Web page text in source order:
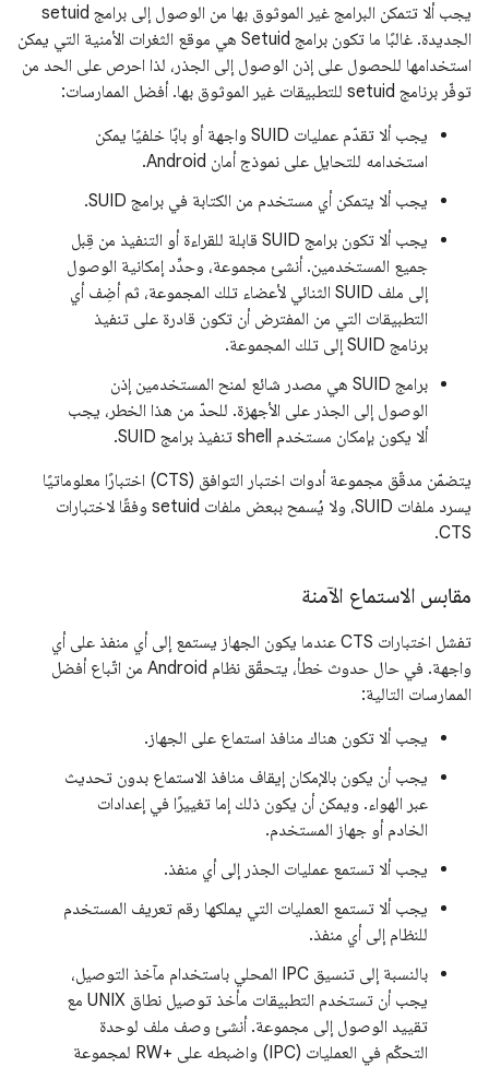
يجب ألا تتمكن البرامج غير الموثوق بها من الوصول إلى برامج setuid
الجديدة. غالبًا ما تكون برامج Setuid هي موقع الثغرات الأمنية التي يمكن
استخدامها للحصول على إذن الوصول إلى الجذر، لذا احرص على الحد من
توفّر برنامج setuid للتطبيقات غير الموثوق بها. أفضل الممارسات:
يجب ألا تقدّم عمليات SUID واجهة أو بابًا خلفيًا يمكن
استخدامه للتحايل على نموذج أمان Android.
يجب ألا يتمكن أي مستخدم من الكتابة في برامج SUID.
يجب ألا تكون برامج SUID قابلة للقراءة أو التنفيذ من قِبل
جميع المستخدمين. أنشئ مجموعة، وحدِّد إمكانية الوصول
إلى ملف SUID الثنائي لأعضاء تلك المجموعة، ثم أضِف أي
التطبيقات التي من المفترض أن تكون قادرة على تنفيذ
برنامج SUID إلى تلك المجموعة.
برامج SUID هي مصدر شائع لمنح المستخدمين إذن
الوصول إلى الجذر على الأجهزة. للحدّ من هذا الخطر، يجب
ألا يكون بإمكان مستخدم shell تنفيذ برامج SUID.
يتضمّن مدقّق مجموعة أدوات اختبار التوافق (CTS) اختبارًا معلوماتيًا
يسرد ملفات SUID، ولا يُسمح ببعض ملفات setuid وفقًا لاختبارات
CTS.
مقابس الاستماع الآمنة
تفشل اختبارات CTS عندما يكون الجهاز يستمع إلى أي منفذ على أي
واجهة. في حال حدوث خطأ، يتحقّق نظام Android من اتّباع أفضل
الممارسات التالية:
يجب ألا تكون هناك منافذ استماع على الجهاز.
يجب أن يكون بالإمكان إيقاف منافذ الاستماع بدون تحديث
عبر الهواء. ويمكن أن يكون ذلك إما تغييرًا في إعدادات
الخادم أو جهاز المستخدم.
يجب ألا تستمع عمليات الجذر إلى أي منفذ.
يجب ألا تستمع العمليات التي يملكها رقم تعريف المستخدم
للنظام إلى أي منفذ.
بالنسبة إلى تنسيق IPC المحلي باستخدام مآخذ التوصيل،
يجب أن تستخدم التطبيقات مأخذ توصيل نطاق UNIX مع
تقييد الوصول إلى مجموعة. أنشئ وصف ملف لوحدة
التحكّم في العمليات (IPC) واضبطه على +RW لمجموعة